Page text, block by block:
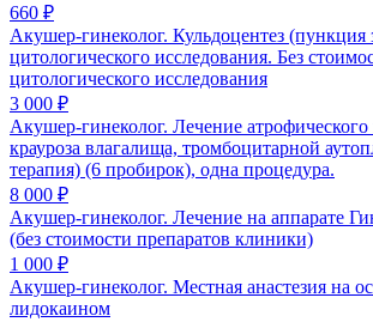
660 ₽
Акушер-гинеколог. Кульдоцентез (пункция
цитологического исследования. Без
цитологического исследования
3 000 ₽
Акушер-гинеколог. Лечение атрофического
крауроза влагалища, тромбоцитарной
терапия) (6 пробирок), одна процедура.
8 000 ₽
Акушер-гинеколог. Лечение на аппарате
(без стоимости препаратов клиники)
1 000 ₽
Акушер-гинеколог. Местная анастезия на
лидокаином